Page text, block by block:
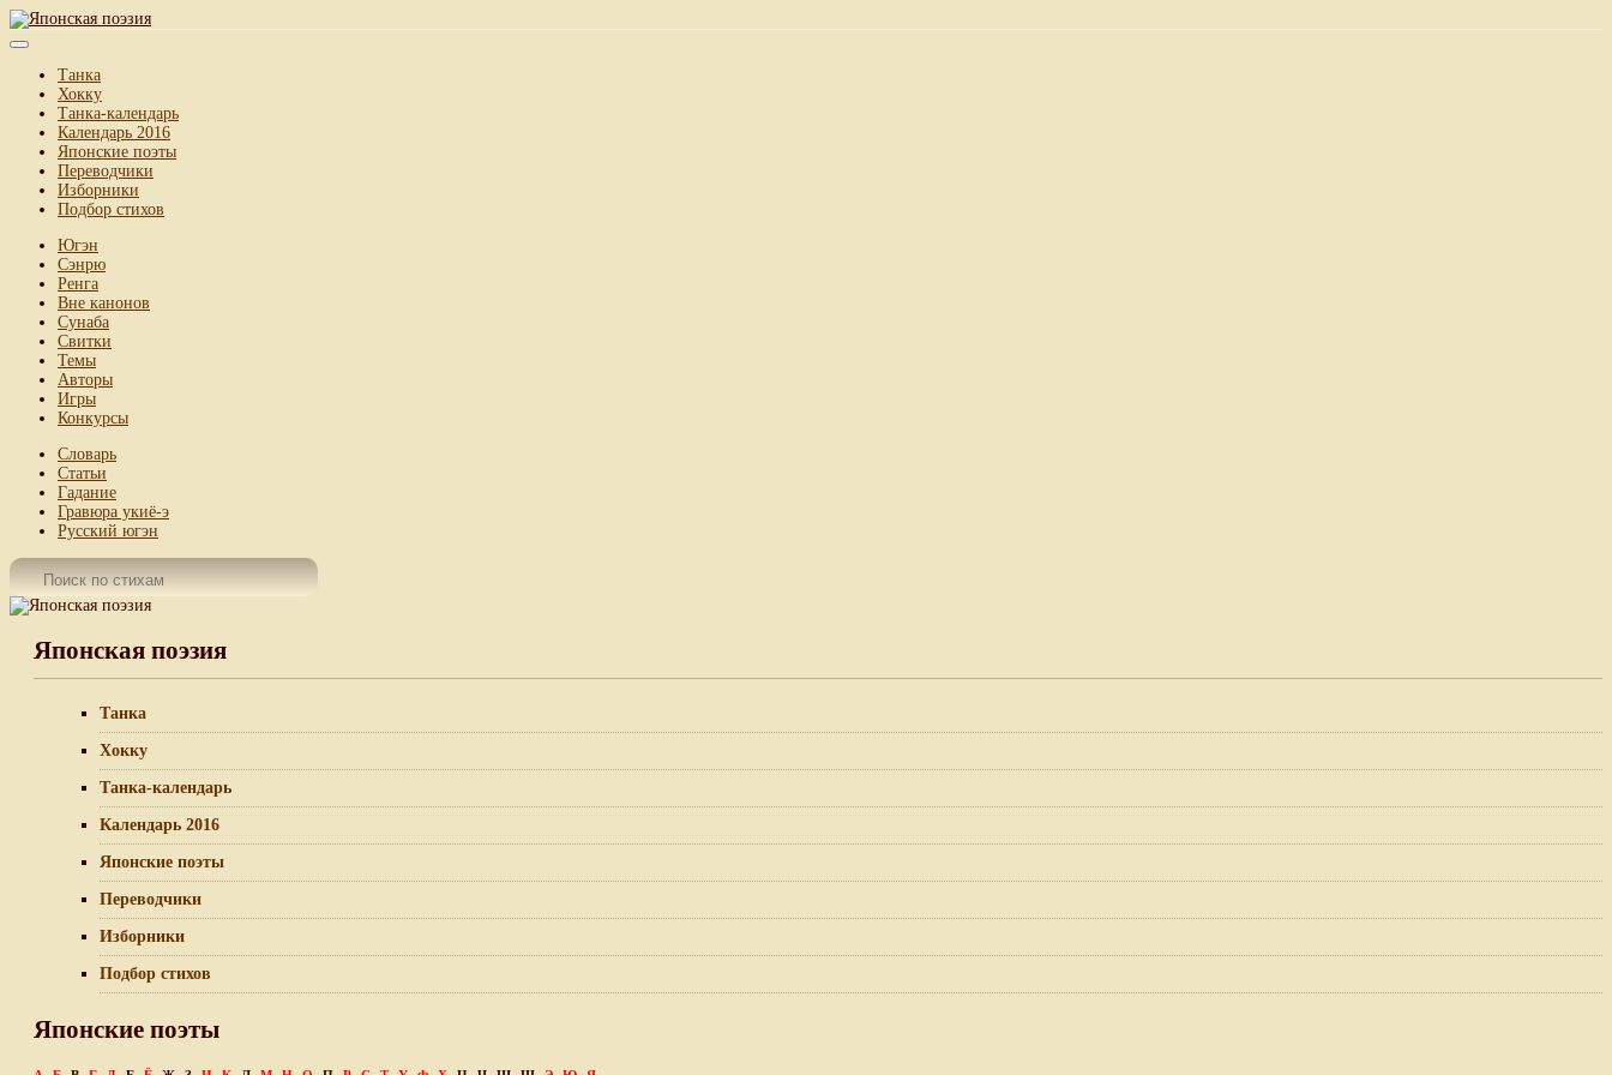
Танка
Хокку
Танка-календарь
Календарь 2016
Японские поэты
Переводчики
Изборники
Подбор стихов
Югэн
Сэнрю
Ренга
Вне канонов
Сунаба
Свитки
Темы
Авторы
Игры
Конкурсы
Словарь
Статьи
Гадание
Гравюра укиё-э
Русский югэн
Японская поэзия
Танка
Хокку
Танка-календарь
Календарь 2016
Японские поэты
Переводчики
Изборники
Подбор стихов
Японские поэты